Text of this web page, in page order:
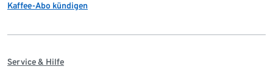
Kaffee-Abo kündigen
Service & Hilfe